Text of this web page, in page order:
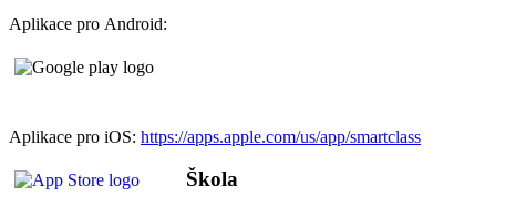
Aplikace pro Android:
Aplikace pro iOS: https://apps.apple.com/us/app/smartclass
Škola